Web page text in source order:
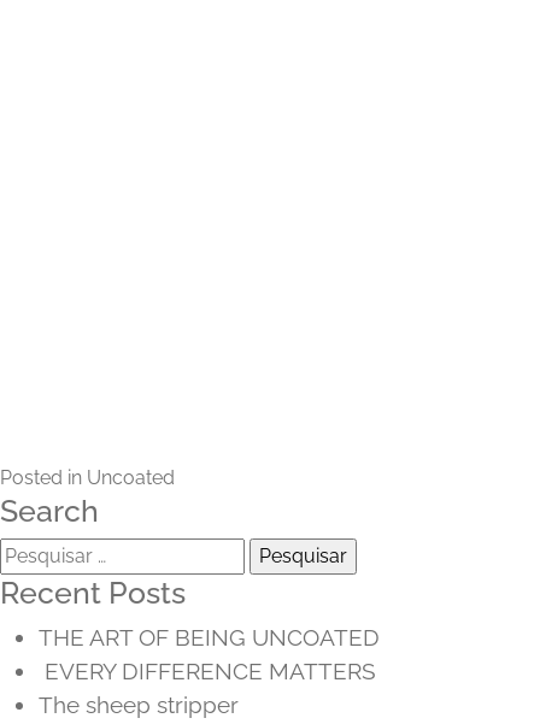
Posted in Uncoated
Search
Pesquisar
por:
Recent Posts
THE ART OF BEING UNCOATED
EVERY DIFFERENCE MATTERS
The sheep stripper